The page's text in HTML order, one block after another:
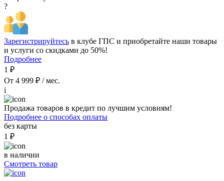
?
Зарегистрируйтесь в клубе ГПС и приобретайте наши товары
и услуги со скидками до 50%!
Подробнее
1 ₽
От 4 999 ₽ / мес.
i
Продажа товаров в кредит по лучшим условиям!
Подробнее о способах оплаты
без карты
1 ₽
в наличии
Смотреть товар